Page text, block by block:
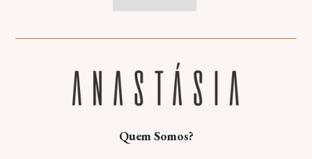
Quem Somos?